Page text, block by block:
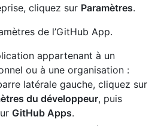
cliquez sur Paramètres.
de l’GitHub App.
appartenant à un
ou à une organisation :
latérale gauche, cliquez sur
du développeur, puis
GitHub Apps.